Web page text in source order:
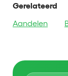
Gerelateerd
Aandelen